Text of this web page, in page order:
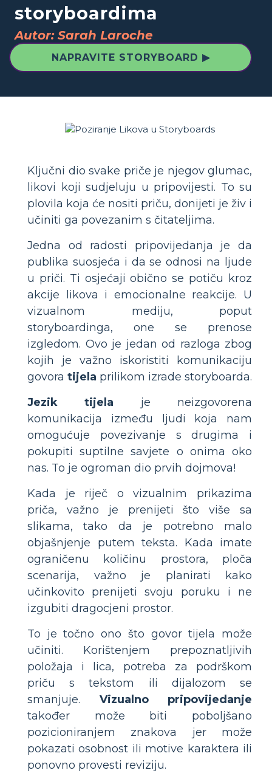
storyboardima
Autor: Sarah Laroche
NAPRAVITE STORYBOARD ▶
Ključni dio svake priče je njegov glumac,
likovi koji sudjeluju u pripovijesti. To su
plovila koja će nositi priču, donijeti je živ i
učiniti ga povezanim s čitateljima.
Jedna od radosti pripovijedanja je da
publika suosjeća i da se odnosi na ljude
u priči. Ti osjećaji obično se potiču kroz
akcije likova i emocionalne reakcije. U
vizualnom mediju, poput
storyboardinga, one se prenose
izgledom. Ovo je jedan od razloga zbog
kojih je važno iskoristiti komunikaciju
govora tijela prilikom izrade storyboarda.
Jezik tijela je neizgovorena
komunikacija između ljudi koja nam
omogućuje povezivanje s drugima i
pokupiti suptilne savjete o onima oko
nas. To je ogroman dio prvih dojmova!
Kada je riječ o vizualnim prikazima
priča, važno je prenijeti što više sa
slikama, tako da je potrebno malo
objašnjenje putem teksta. Kada imate
ograničenu količinu prostora, ploča
scenarija, važno je planirati kako
učinkovito prenijeti svoju poruku i ne
izgubiti dragocjeni prostor.
To je točno ono što govor tijela može
učiniti. Korištenjem prepoznatljivih
položaja i lica, potreba za podrškom
priču s tekstom ili dijalozom se
smanjuje. Vizualno pripovijedanje
također može biti poboljšano
pozicioniranjem znakova jer može
pokazati osobnost ili motive karaktera ili
ponovno provesti reviziju.